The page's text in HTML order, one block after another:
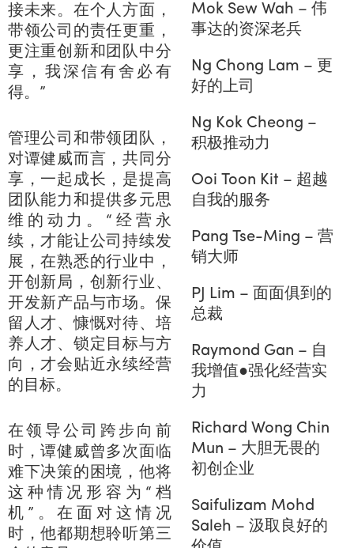
接未来。在个人方面，
带领公司的责任更重，
更注重创新和团队中分
享，我深信有舍必有
得。”
管理公司和带领团队，
对谭健威而言，共同分
享，一起成长，是提高
团队能力和提供多元思
维的动力。“经营永
续，才能让公司持续发
展，在熟悉的行业中，
开创新局，创新行业、
开发新产品与市场。保
留人才、慷慨对待、培
养人才、锁定目标与方
向，才会贴近永续经营
的目标。
在领导公司跨步向前
时，谭健威曾多次面临
难下决策的困境，他将
这种情况形容为“档
机”。在面对这情况
时，他都期想聆听第三
Mok Sew Wah – 伟
事达的资深老兵
Ng Chong Lam – 更
好的上司
Ng Kok Cheong –
积极推动力
Ooi Toon Kit – 超越
自我的服务
Pang Tse-Ming – 营
销大师
PJ Lim – 面面俱到的
总裁
Raymond Gan – 自
我增值●强化经营实
力
Richard Wong Chin
Mun – 大胆无畏的
初创企业
Saifulizam Mohd
Saleh – 汲取良好的